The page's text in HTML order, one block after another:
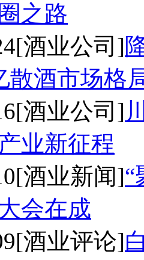
之路
[酒业公司]
散酒市场格
[酒业公司]
业新征程
[酒业新闻]“
会在成
[酒业评论]